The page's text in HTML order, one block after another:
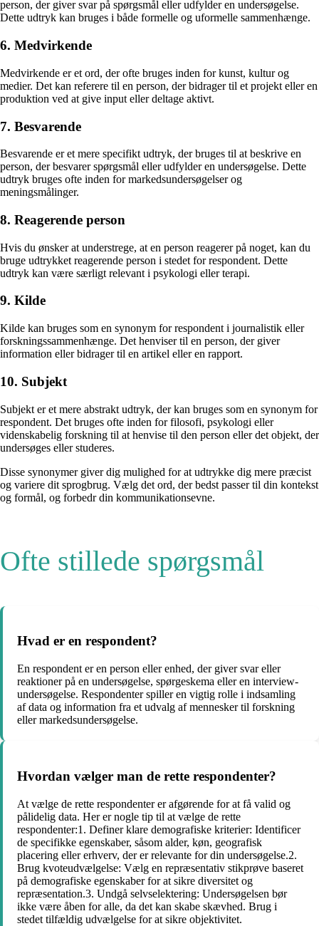
person, der giver svar på spørgsmål eller udfylder en undersøgelse.
Dette udtryk kan bruges i både formelle og uformelle sammenhænge.
6. Medvirkende
Medvirkende er et ord, der ofte bruges inden for kunst, kultur og
medier. Det kan referere til en person, der bidrager til et projekt eller en
produktion ved at give input eller deltage aktivt.
7. Besvarende
Besvarende er et mere specifikt udtryk, der bruges til at beskrive en
person, der besvarer spørgsmål eller udfylder en undersøgelse. Dette
udtryk bruges ofte inden for markedsundersøgelser og
meningsmålinger.
8. Reagerende person
Hvis du ønsker at understrege, at en person reagerer på noget, kan du
bruge udtrykket reagerende person i stedet for respondent. Dette
udtryk kan være særligt relevant i psykologi eller terapi.
9. Kilde
Kilde kan bruges som en synonym for respondent i journalistik eller
forskningssammenhænge. Det henviser til en person, der giver
information eller bidrager til en artikel eller en rapport.
10. Subjekt
Subjekt er et mere abstrakt udtryk, der kan bruges som en synonym for
respondent. Det bruges ofte inden for filosofi, psykologi eller
videnskabelig forskning til at henvise til den person eller det objekt, der
undersøges eller studeres.
Disse synonymer giver dig mulighed for at udtrykke dig mere præcist
og variere dit sprogbrug. Vælg det ord, der bedst passer til din kontekst
og formål, og forbedr din kommunikationsevne.
Ofte stillede spørgsmål
Hvad er en respondent?
En respondent er en person eller enhed, der giver svar eller
reaktioner på en undersøgelse, spørgeskema eller en interview-
undersøgelse. Respondenter spiller en vigtig rolle i indsamling
af data og information fra et udvalg af mennesker til forskning
eller markedsundersøgelse.
Hvordan vælger man de rette respondenter?
At vælge de rette respondenter er afgørende for at få valid og
pålidelig data. Her er nogle tip til at vælge de rette
respondenter:1. Definer klare demografiske kriterier: Identificer
de specifikke egenskaber, såsom alder, køn, geografisk
placering eller erhverv, der er relevante for din undersøgelse.2.
Brug kvoteudvælgelse: Vælg en repræsentativ stikprøve baseret
på demografiske egenskaber for at sikre diversitet og
repræsentation.3. Undgå selvselektering: Undersøgelsen bør
ikke være åben for alle, da det kan skabe skævhed. Brug i
stedet tilfældig udvælgelse for at sikre objektivitet.